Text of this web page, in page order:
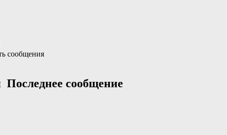
сообщения
Последнее сообщение